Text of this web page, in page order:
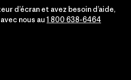
d’écran et avez besoin d’aide,
nous au 1 800 638-6464